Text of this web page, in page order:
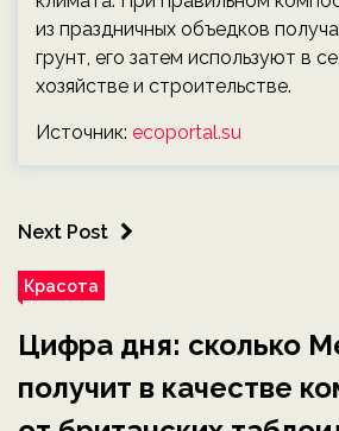
из праздничных объедков
грунт, его затем используют в
хозяйстве и строительстве.
Источник: ecoportal.su
Next Post
Красота
Цифра дня: сколько
получит в качестве